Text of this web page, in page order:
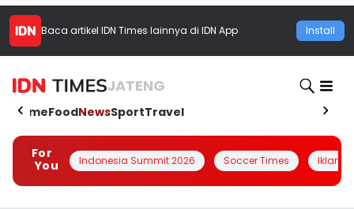
Baca artikel IDN Times lainnya di IDN App Install
JATENG
HomeFoodNewsSportTravel
For
You
Indonesia Summit 2026 Soccer Times Iklanin